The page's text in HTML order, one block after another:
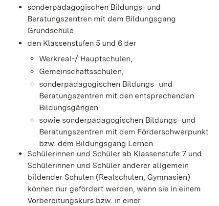
sonderpädagogischen Bildungs- und
Beratungszentren mit dem Bildungsgang
Grundschule
den Klassenstufen 5 und 6 der
Werkreal-/ Hauptschulen,
Gemeinschaftsschulen,
sonderpädagogischen Bildungs- und
Beratungszentren mit den entsprechenden
Bildungsgängen
sowie sonderpädagogischen Bildungs- und
Beratungszentren mit dem Förderschwerpunkt
bzw. dem Bildungsgang Lernen
Schülerinnen und Schüler ab Klassenstufe 7 und
Schülerinnen und Schüler anderer allgemein
bildender Schulen (Realschulen, Gymnasien)
können nur gefördert werden, wenn sie in einem
Vorbereitungskurs bzw. in einer